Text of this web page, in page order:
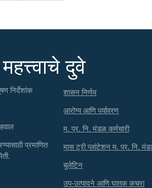
महत्त्वाचे दुवे
निर्देशांक
प्रमाणित
शासन निर्णय
आरोग्य आणि पर्यावरण
म. प्र. नि. मंडळ कर्मचारी
मास ट्री प्लांटेशन म. प्र. नि.
बुलेटिन
उप-उत्पादने आणि घातक कचरा